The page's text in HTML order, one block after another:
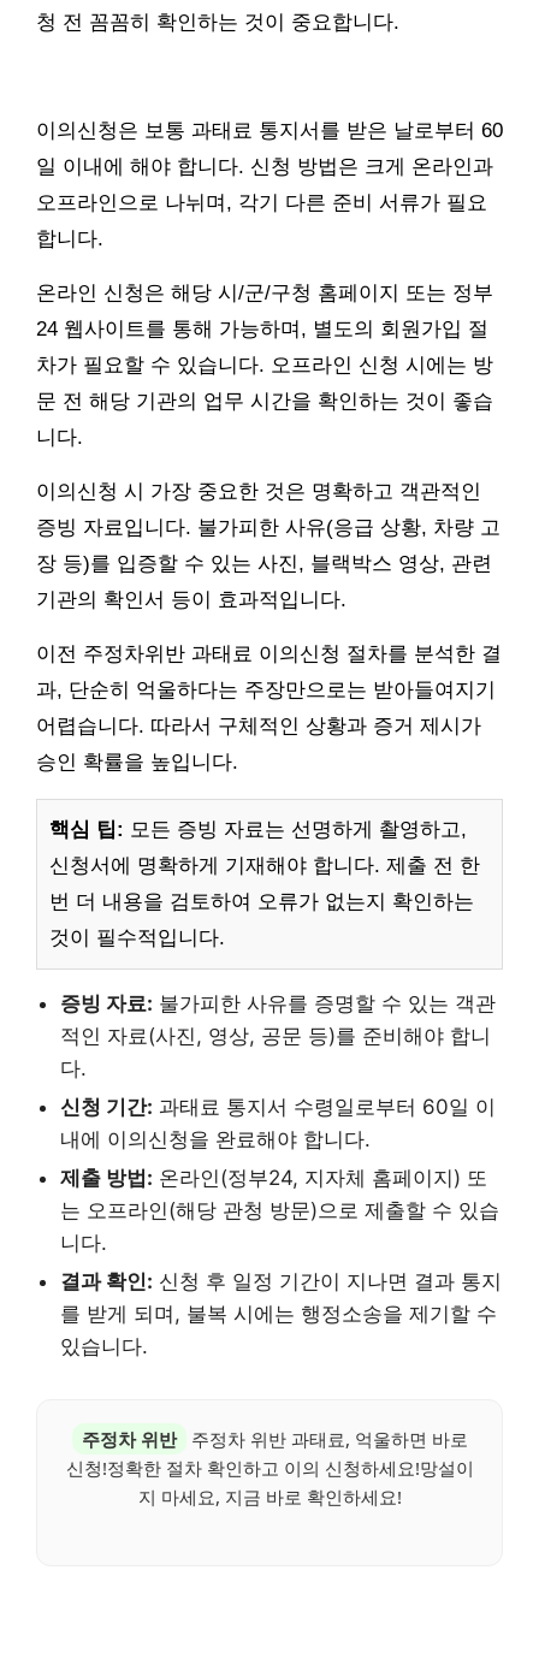
청 전 꼼꼼히 확인하는 것이 중요합니다.
이의신청은 보통 과태료 통지서를 받은 날로부터 60
일 이내에 해야 합니다. 신청 방법은 크게 온라인과
오프라인으로 나뉘며, 각기 다른 준비 서류가 필요
합니다.
온라인 신청은 해당 시/군/구청 홈페이지 또는 정부
24 웹사이트를 통해 가능하며, 별도의 회원가입 절
차가 필요할 수 있습니다. 오프라인 신청 시에는 방
문 전 해당 기관의 업무 시간을 확인하는 것이 좋습
니다.
이의신청 시 가장 중요한 것은 명확하고 객관적인
증빙 자료입니다. 불가피한 사유(응급 상황, 차량 고
장 등)를 입증할 수 있는 사진, 블랙박스 영상, 관련
기관의 확인서 등이 효과적입니다.
이전 주정차위반 과태료 이의신청 절차를 분석한 결
과, 단순히 억울하다는 주장만으로는 받아들여지기
어렵습니다. 따라서 구체적인 상황과 증거 제시가
승인 확률을 높입니다.
핵심 팁: 모든 증빙 자료는 선명하게 촬영하고,
신청서에 명확하게 기재해야 합니다. 제출 전 한
번 더 내용을 검토하여 오류가 없는지 확인하는
것이 필수적입니다.
증빙 자료: 불가피한 사유를 증명할 수 있는 객관
적인 자료(사진, 영상, 공문 등)를 준비해야 합니
다.
신청 기간: 과태료 통지서 수령일로부터 60일 이
내에 이의신청을 완료해야 합니다.
제출 방법: 온라인(정부24, 지자체 홈페이지) 또
는 오프라인(해당 관청 방문)으로 제출할 수 있습
니다.
결과 확인: 신청 후 일정 기간이 지나면 결과 통지
를 받게 되며, 불복 시에는 행정소송을 제기할 수
있습니다.
주정차 위반
주정차 위반 과태료, 억울하면 바로
신청!정확한 절차 확인하고 이의 신청하세요!망설이
지 마세요, 지금 바로 확인하세요!